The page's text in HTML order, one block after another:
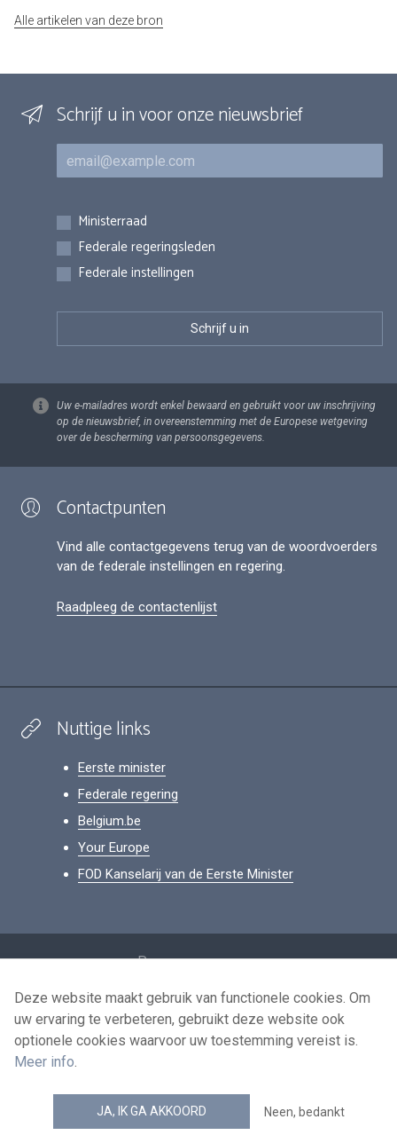
Alle artikelen van deze bron
Schrijf u in voor onze nieuwsbrief
E-mail
Inschrijvingen
Ministerraad
Federale regeringsleden
Federale instellingen
Uw e-mailadres wordt enkel bewaard en gebruikt voor uw inschrijving
op de nieuwsbrief, in overeenstemming met de Europese wetgeving
over de bescherming van persoonsgegevens.
Contactpunten
Vind alle contactgegevens terug van de woordvoerders
van de federale instellingen en regering.
Raadpleeg de contactenlijst
Nuttige links
Eerste minister
Federale regering
Belgium.be
Your Europe
FOD Kanselarij van de Eerste Minister
Persoonsgegevens
Voorwaarden voor het hergebruik
Contacteer ons
news.belgium RSS feed
© 2026 - news.belgium.be
Deze website maakt gebruik van functionele cookies. Om
uw ervaring te verbeteren, gebruikt deze website ook
optionele cookies waarvoor uw toestemming vereist is.
Meer info.
JA, IK GA AKKOORD Neen, bedankt